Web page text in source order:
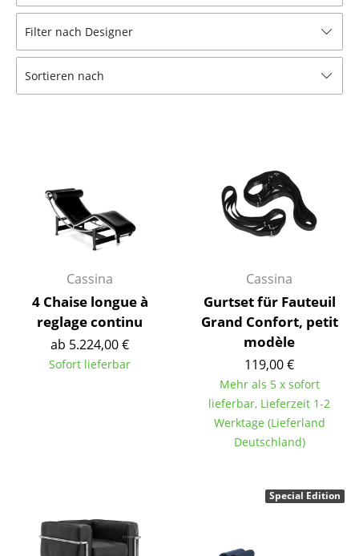
Bänke & Liegen
Sitzsäcke
Bürodrehstühle
Konferenzstühle
Bürosessel
Einzelteile
... alle Sitzmöbel
Sekretäre & PC-Tische
Filter nach Designer
Sortieren nach
Cassina
4 Chaise longue à
reglage continu
ab 5.224,00 €
Sofort lieferbar
Cassina
Gurtset für Fauteuil
Grand Confort, petit
modèle
119,00 €
Mehr als 5 x sofort
lieferbar, Lieferzeit 1-2
Werktage (Lieferland
Deutschland)
Special Edition